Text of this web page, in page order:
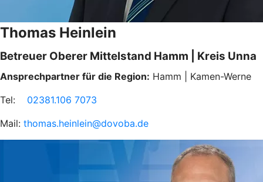
Thomas Heinlein
Betreuer Oberer Mittelstand Hamm | Kreis Unna
Ansprechpartner für die Region: Hamm | Kamen-Werne
Tel:
02381.106 7073
Mail: thomas.heinlein@dovoba.de